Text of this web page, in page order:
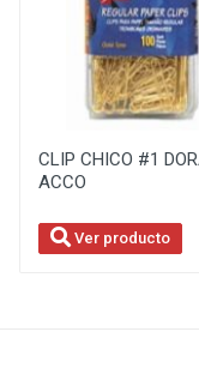
CLIP CHICO #1
ACCO
Ver producto